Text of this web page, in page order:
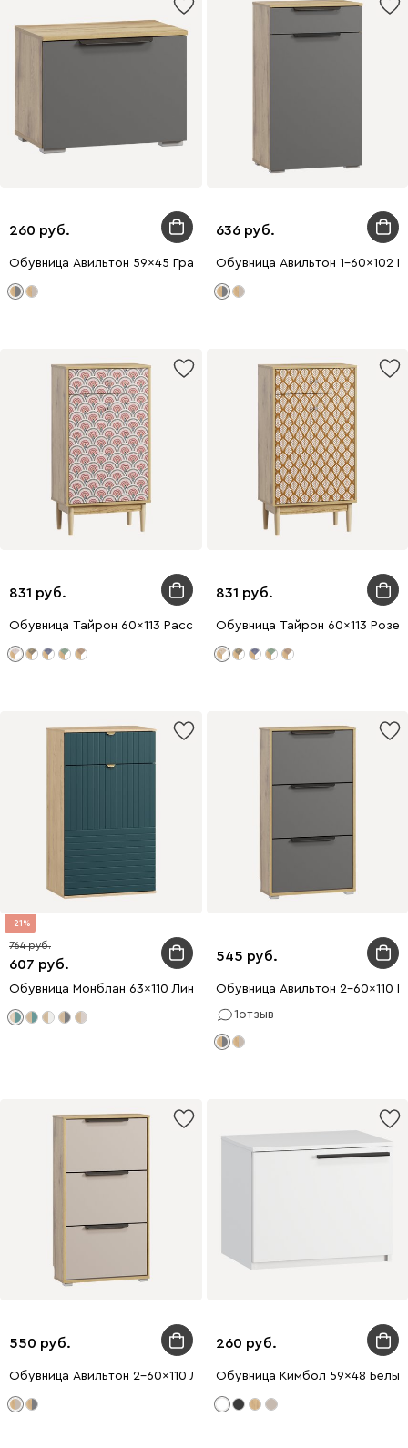
260
Обувница Авильтон 59x45 Графитовый
636
Обувница Авильтон 1-60x102
831
Обувница Тайрон 60x113 Рассвет
831
Обувница Тайрон 60x113
21
607
764
Обувница Монблан 63x110 Линии Аквамарин/Дуб Ирландский
545
Обувница Авильтон 2-60x110
1отзыв
550
Обувница Авильтон 2-60x110 Латте
260
Обувница Кимбол 59x48 Белый